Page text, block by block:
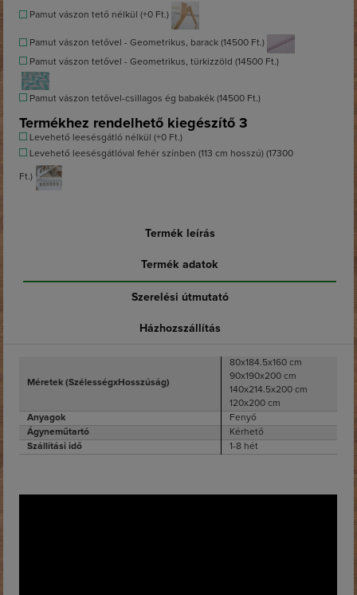
Pamut vászon tető nélkül (+0 Ft.)
Pamut vászon tetővel - Geometrikus, barack (14500 Ft.)
Pamut vászon tetővel - Geometrikus, türkizzöld (14500 Ft.)
Pamut vászon tetővel-csillagos ég babakék (14500 Ft.)
Termékhez rendelhető kiegészítő 3
Levehető leesésgátló nélkül (+0 Ft.)
Levehető leesésgátlóval fehér színben (113 cm hosszú) (17300
Ft.)
Termék leírás
Termék adatok
Szerelési útmutató
Házhozszállítás
Méretek (SzélességxHosszúság)
80x184.5x160 cm
90x190x200 cm
140x214.5x200 cm
120x200 cm
Anyagok
Fenyő
Ágyneműtartó
Kérhető
Szállítási idő
1-8 hét